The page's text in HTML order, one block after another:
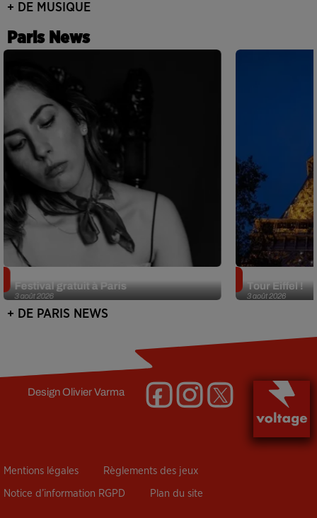
+ DE MUSIQUE
Paris News
3 août 2026
Festival gratuit à Paris
3 août 2026
Tour Eiffel !
+ DE PARIS NEWS
DesignOlivier Varma
Mentions légales Règlements des jeux
Notice d’information RGPD Plan du site